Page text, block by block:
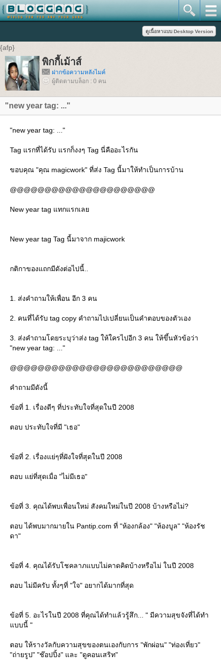
{afp}
พิกกี้เม้าส์
ฝากข้อความหลังไมค์
ผู้ติดตามบล็อก : 0 คน
"new year tag: ..."
"new year tag: ..."
Tag แรกที่ได้รับ แรกก็งงๆ Tag นี่คืออะไรกัน
ขอบคุณ "คุณ magicwork" ที่ส่ง Tag นี้มาให้ทำเป็นการบ้าน
@@@@@@@@@@@@@@@@@@@@@
New year tag แทกแรกเลย
New year tag Tag นี้มาจาก majicwork
กติกาของแถกมีดังต่อไปนี้..
1. ส่งคำถามให้เพื่อน อีก 3 คน
2. คนที่ได้รับ tag copy คำถามไปเปลี่ยนเป็นคำตอบของตัวเอง
3. ส่งคำถามโดยระบุว่าส่ง tag ให้ใครไปอีก 3 คน ให้ขึ้นหัวข้อว่า
"new year tag: ..."
@@@@@@@@@@@@@@@@@@@@@@@@@
คำถามมีดังนี้
ข้อที่ 1. เรื่องดีๆ ที่ประทับใจที่สุดในปี 2008
ตอบ ประทับใจที่มี "เธอ"
ข้อที่ 2. เรื่องแย่ๆที่ฝังใจที่สุดในปี 2008
ตอบ แย่ที่สุดเมื่อ "ไม่มีเธอ"
ข้อที่ 3. คุณได้พบเพื่อนใหม่ สังคมใหม่ในปี 2008 บ้างหรือไม่?
ตอบ ได้พบมากมายใน Pantip.com ที่ "ห้องกล้อง" "ห้องบูล" "ห้องรัช
ดา"
ข้อที่ 4. คุณได้รับโชคลาภแบบไม่คาดคิดบ้างหรือไม่ ในปี 2008
ตอบ ไม่มีครับ ทั้งๆที่ "ใจ" อยากได้มากที่สุด
ข้อที่ 5. อะไรในปี 2008 ที่คุณได้ทำแล้วรู้สึก... " มีความสุขจังที่ได้ทำ
แบบนี้ "
ตอบ ให้รางวัลกับความสุขของตนเองกับการ "พักผ่อน" "ท่องเที่ยว"
"ถ่ายรูป" "ช๊อปปิ้ง" และ "ดูคอนเสริท"